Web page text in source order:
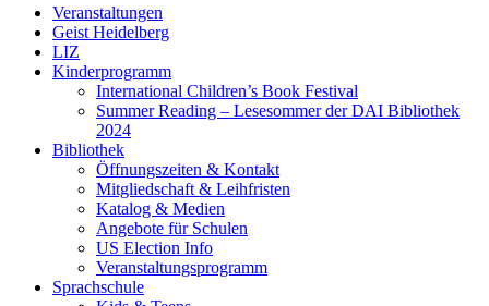
Veranstaltungen
Geist Heidelberg
LIZ
Kinderprogramm
International Children’s Book Festival
Summer Reading – Lesesommer der DAI Bibliothek
2024
Bibliothek
Öffnungszeiten & Kontakt
Mitgliedschaft & Leihfristen
Katalog & Medien
Angebote für Schulen
US Election Info
Veranstaltungsprogramm
Sprachschule